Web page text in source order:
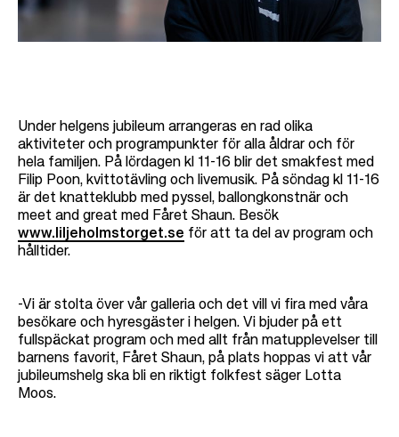
Under helgens jubileum arrangeras en rad olika
aktiviteter och programpunkter för alla åldrar och för
hela familjen. På lördagen kl 11-16 blir det smakfest med
Filip Poon, kvittotävling och livemusik. På söndag kl 11-16
är det knatteklubb med pyssel, ballongkonstnär och
meet and great med Fåret Shaun. Besök
www.liljeholmstorget.se för att ta del av program och
hålltider.
-Vi är stolta över vår galleria och det vill vi fira med våra
besökare och hyresgäster i helgen. Vi bjuder på ett
fullspäckat program och med allt från matupplevelser till
barnens favorit, Fåret Shaun, på plats hoppas vi att vår
jubileumshelg ska bli en riktigt folkfest säger Lotta
Moos.